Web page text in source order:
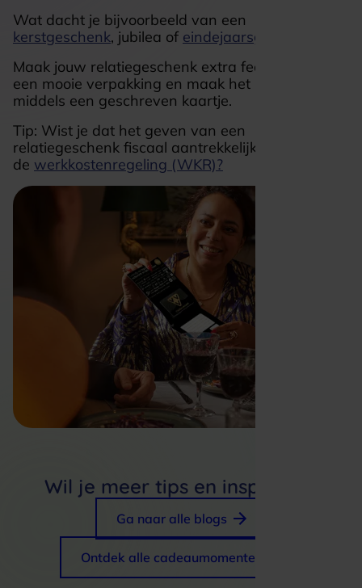
Wat dacht je bijvoorbeeld van een
kerstgeschenk, jubilea of eindejaarsgeschenk
Maak jouw relatiegeschenk extra feestelijk met
een mooie verpakking en maak het persoonlijk
middels een geschreven kaartje.
Tip: Wist je dat het geven van een
relatiegeschenk fiscaal aantrekkelijk is vanwege
de werkkostenregeling (WKR)?
Wil je meer tips en inspiratie?
Ga naar alle blogs
Ontdek alle cadeaumomenten